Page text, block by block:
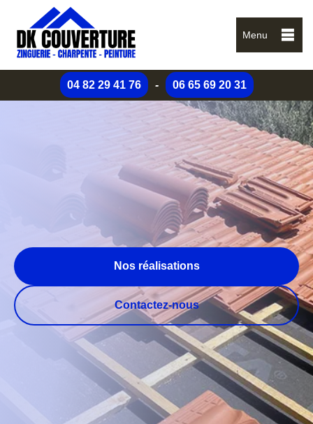
Menu
04 82 29 41 76 - 06 65 69 20 31
Nos réalisations
Contactez-nous